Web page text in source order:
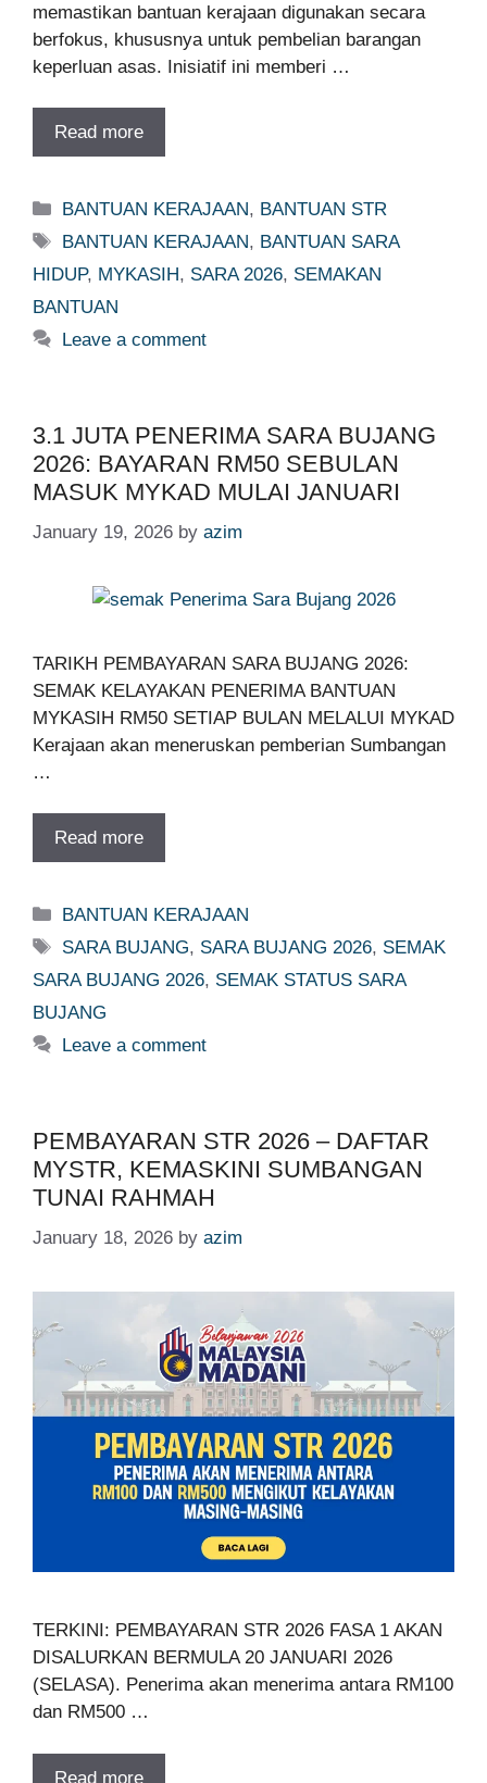
memastikan bantuan kerajaan digunakan secara
berfokus, khususnya untuk pembelian barangan
keperluan asas. Inisiatif ini memberi …
Read more
Categories
BANTUAN KERAJAAN, BANTUAN STR
Tags
BANTUAN KERAJAAN, BANTUAN SARA
HIDUP, MYKASIH, SARA 2026, SEMAKAN
BANTUAN
Leave a comment
3.1 JUTA PENERIMA SARA BUJANG
2026: BAYARAN RM50 SEBULAN
MASUK MYKAD MULAI JANUARI
January 19, 2026 by azim
TARIKH PEMBAYARAN SARA BUJANG 2026:
SEMAK KELAYAKAN PENERIMA BANTUAN
MYKASIH RM50 SETIAP BULAN MELALUI MYKAD
Kerajaan akan meneruskan pemberian Sumbangan
…
Read more
Categories
BANTUAN KERAJAAN
Tags
SARA BUJANG, SARA BUJANG 2026, SEMAK
SARA BUJANG 2026, SEMAK STATUS SARA
BUJANG
Leave a comment
PEMBAYARAN STR 2026 – DAFTAR
MYSTR, KEMASKINI SUMBANGAN
TUNAI RAHMAH
January 18, 2026 by azim
TERKINI: PEMBAYARAN STR 2026 FASA 1 AKAN
DISALURKAN BERMULA 20 JANUARI 2026
(SELASA). Penerima akan menerima antara RM100
dan RM500 …
Read more